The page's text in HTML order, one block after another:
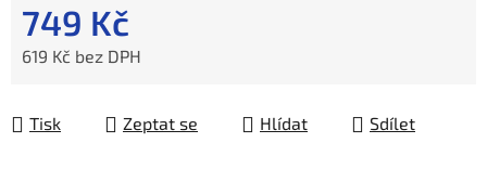
749 Kč
619 Kč bez DPH
Tisk
Zeptat se Hlídat Sdílet